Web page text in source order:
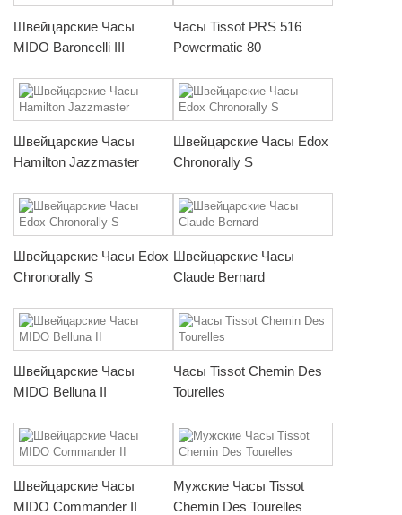
Швейцарские Часы
MIDO Baroncelli III
Часы Tissot PRS 516
Powermatic 80
Швейцарские Часы
Hamilton Jazzmaster
Швейцарские Часы Edox
Chronorally S
Швейцарские Часы Edox
Chronorally S
Швейцарские Часы
Claude Bernard
Швейцарские Часы
MIDO Belluna II
Часы Tissot Chemin Des
Tourelles
Швейцарские Часы
MIDO Commander II
Мужские Часы Tissot
Chemin Des Tourelles